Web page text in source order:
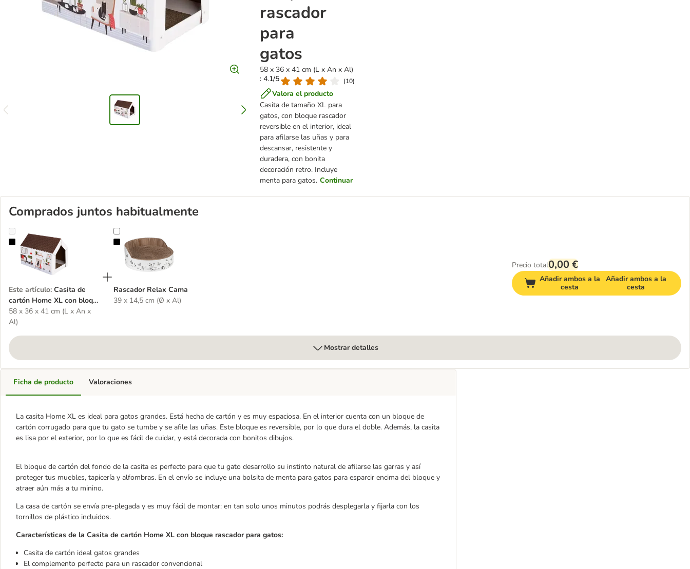
rascador
para
gatos
58 x 36 x 41 cm (L x An x Al)
: 4.1/5
(10)
Valora el producto
Casita de tamaño XL para
gatos, con bloque rascador
reversible en el interior, ideal
para afilarse las uñas y para
descansar, resistente y
duradera, con bonita
decoración retro. Incluye
menta para gatos. Continuar
Comprados juntos habitualmente
Casita de cartón Home XL con bloque rascador para gatos
Este artículo: Casita de
cartón Home XL con bloque
rascador para gatos
58 x 36 x 41 cm (L x An x
Al)
Rascador Relax Cama
Rascador Relax Cama
39 x 14,5 cm (Ø x Al)
Precio total0,00 €
Añadir ambos a la
cesta
Añadir ambos a la
cesta
Mostrar detalles
Ficha de producto
La casita Home XL es ideal para gatos grandes. Está hecha de cartón y es muy espaciosa. En el interior cuenta con un bloque de
cartón corrugado para que tu gato se tumbe y se afile las uñas. Este bloque es reversible, por lo que dura el doble. Además, la casita
es lisa por el exterior, por lo que es fácil de cuidar, y está decorada con bonitos dibujos.
El bloque de cartón del fondo de la casita es perfecto para que tu gato desarrollo su instinto natural de afilarse las garras y así
proteger tus muebles, tapicería y alfombras. En el envío se incluye una bolsita de menta para gatos para esparcir encima del bloque y
atraer aún más a tu minino.
La casa de cartón se envía pre-plegada y es muy fácil de montar: en tan solo unos minutos podrás desplegarla y fijarla con los
tornillos de plástico incluidos.
Características de la Casita de cartón Home XL con bloque rascador para gatos:
Casita de cartón ideal gatos grandes
El complemento perfecto para un rascador convencional
Valoraciones